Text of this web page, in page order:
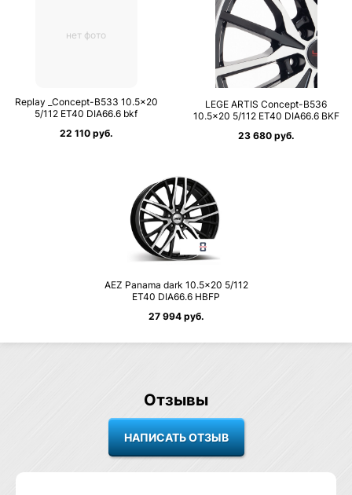
нет фото
Replay _Concept-B533 10.5×20
5/112 ET40 DIA66.6 bkf
22 110 руб.
LEGE ARTIS Concept-B536
10.5×20 5/112 ET40 DIA66.6 BKF
23 680 руб.
AEZ Panama dark 10.5×20 5/112
ET40 DIA66.6 HBFP
27 994 руб.
Отзывы